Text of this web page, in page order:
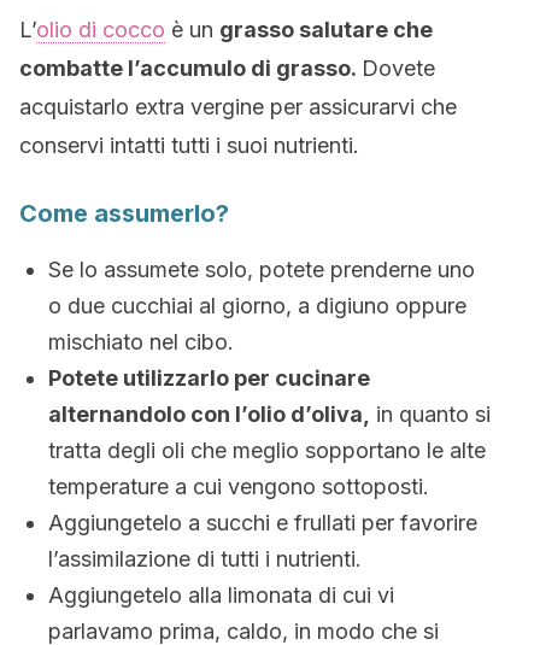
L’olio di cocco è un grasso salutare che
combatte l’accumulo di grasso. Dovete
acquistarlo extra vergine per assicurarvi che
conservi intatti tutti i suoi nutrienti.
Come assumerlo?
Se lo assumete solo, potete prenderne uno
o due cucchiai al giorno, a digiuno oppure
mischiato nel cibo.
Potete utilizzarlo per cucinare
alternandolo con l’olio d’oliva,
in quanto si
tratta degli oli che meglio sopportano le alte
temperature a cui vengono sottoposti.
Aggiungetelo a succhi e frullati per favorire
l’assimilazione di tutti i nutrienti.
Aggiungetelo alla limonata di cui vi
parlavamo prima, caldo, in modo che si